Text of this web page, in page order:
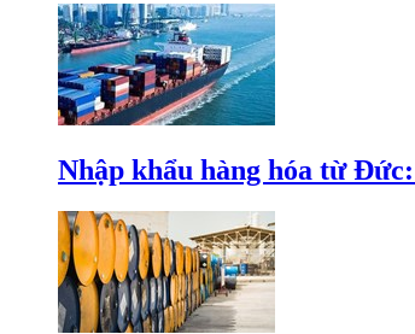
Nhập khẩu hàng hóa từ